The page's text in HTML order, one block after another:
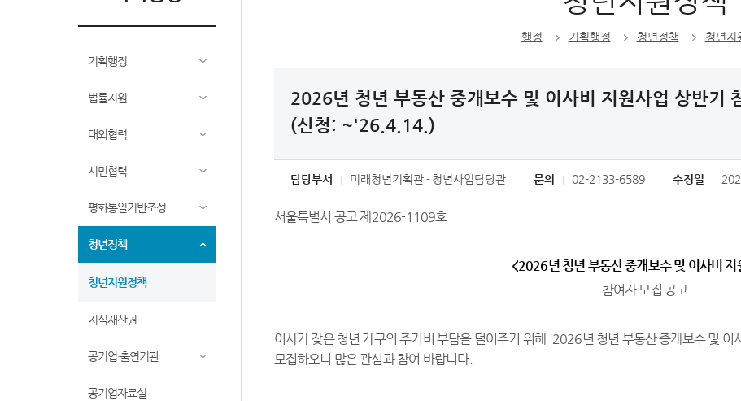
기획행정
법률지원
대외협력
시민협력
평화통일기반조성
청년정책
청년지원정책
지식재산권
공기업·출연기관
공기업자료실
행정 기획행정 청년정책 청년지
2026년 청년 부동산 중개보수 및 이사비 지원사업 상반기
(신청: ~'26.4.14.)
담당부서 미래청년기획관 청년사업담당관 문의 02-2133-6589 수정일
서울특별시 공고 제 2026-1109호
<2026년 청년 부동산 중개보수 및 이사비 지
참여자 모집 공고
이사가 잦은 청년 가구의 주거비 부담을 덜어주기 위해 '2026년 청년 부동산 중개보수 및 이
모집하오니 많은 관심과 참여 바랍니다.